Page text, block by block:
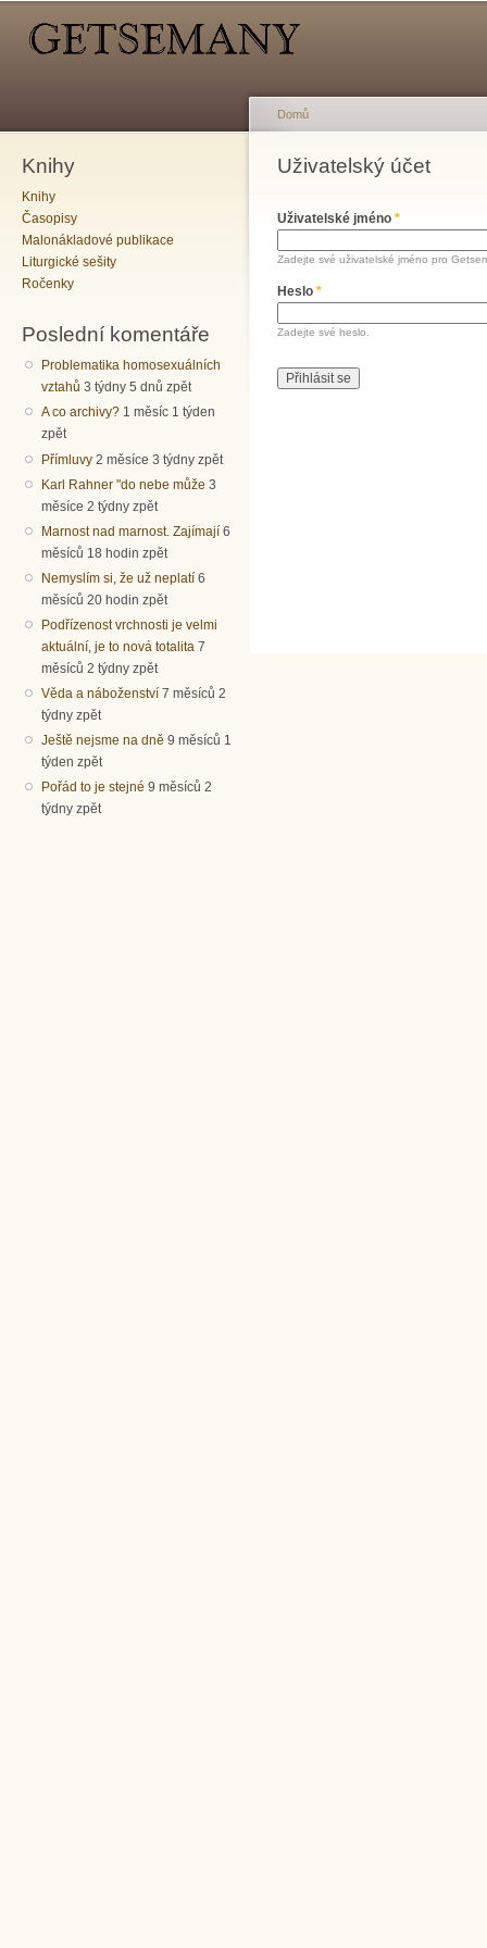
Knihy
Knihy
Časopisy
Malonákladové publikace
Liturgické sešity
Ročenky
Poslední komentáře
Problematika homosexuálních
vztahů 3 týdny 5 dnů zpět
A co archivy? 1 měsíc 1 týden
zpět
Přímluvy 2 měsíce 3 týdny zpět
Karl Rahner "do nebe může 3
měsíce 2 týdny zpět
Marnost nad marnost. Zajímají 6
měsíců 18 hodin zpět
Nemyslím si, že už neplatí 6
měsíců 20 hodin zpět
Podřízenost vrchnosti je velmi
aktuální, je to nová totalita 7
měsíců 2 týdny zpět
Věda a náboženství 7 měsíců 2
týdny zpět
Ještě nejsme na dně 9 měsíců 1
týden zpět
Pořád to je stejné 9 měsíců 2
týdny zpět
Jste zde
Domů
Uživatelský účet
Hlavní záložky
Uživatelské jméno *
Zadejte své uživatelské jméno pro
Heslo *
Zadejte své heslo.